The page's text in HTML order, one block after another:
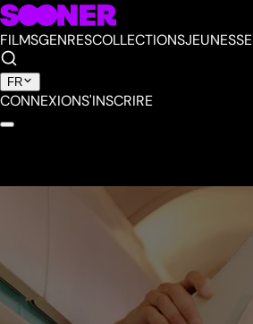
FILMSGENRESCOLLECTIONSJEUNESSE
FR
CONNEXIONS'INSCRIRE